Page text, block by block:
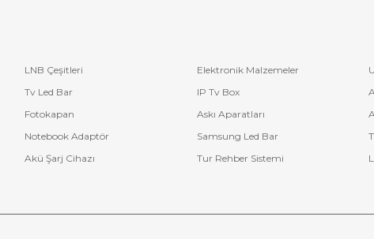
LNB Çeşitleri Elektronik Malzemeler
Tv Led Bar IP Tv Box
Fotokapan Askı Aparatları
Notebook Adaptör Samsung Led Bar
Akü Şarj Cihazı Tur Rehber Sistemi